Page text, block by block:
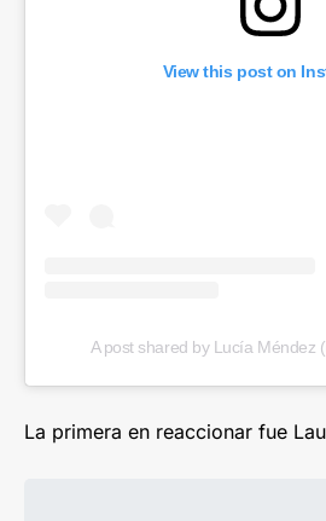
View this post on
A post shared by Lucía Méndez
La primera en reaccionar fue